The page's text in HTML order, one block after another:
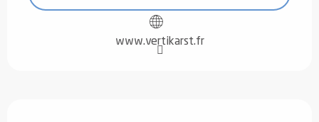
www.vertikarst.fr